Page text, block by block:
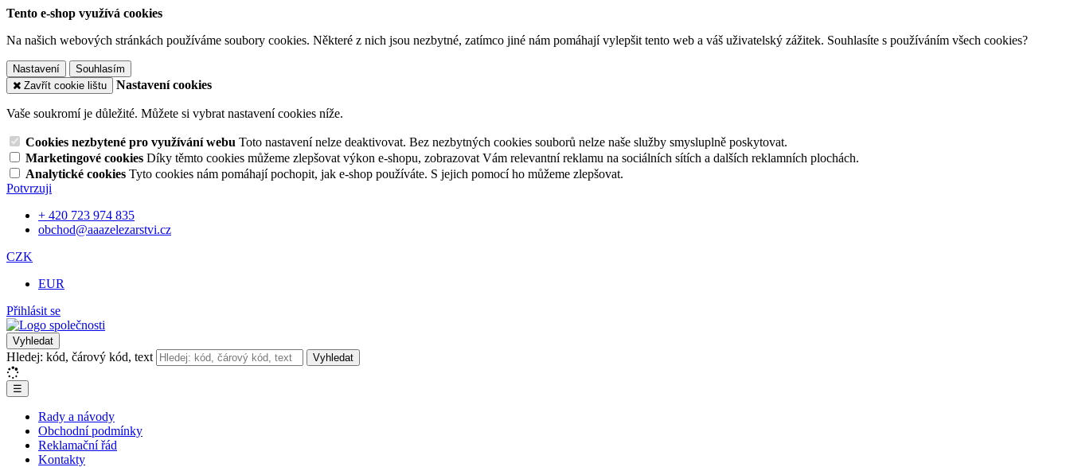
Tento e-shop využívá cookies
Na našich webových stránkách používáme soubory cookies. Některé z nich jsou nezbytné, zatímco jiné nám pomáhají vylepšit tento web a váš uživatelský zážitek. Souhlasíte s používáním všech cookies?
Nastavení
Souhlasím
Zavřít cookie lištu
Nastavení cookies
Vaše soukromí je důležité. Můžete si vybrat nastavení cookies níže.
Cookies nezbytené pro využívání webu Toto nastavení nelze deaktivovat. Bez nezbytných cookies souborů nelze naše služby smysluplně poskytovat.
Marketingové cookies Díky těmto cookies můžeme zlepšovat výkon e-shopu, zobrazovat Vám relevantní reklamu na sociálních sítích a dalších reklamních plochách.
Analytické cookies Tyto cookies nám pomáhají pochopit, jak e-shop používáte. S jejich pomocí ho můžeme zlepšovat.
Potvrzuji
+ 420 723 974 835
obchod@aaazelezarstvi.cz
CZK
EUR
Přihlásit se
Vyhledat
Hledej: kód, čárový kód, text Vyhledat
☰
Rady a návody
Obchodní podmínky
Reklamační řád
Kontakty